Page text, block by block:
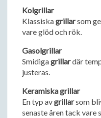
Kolgrillar
Klassiskagrillarsom
vare glöd och rök.
Gasolgrillar
Smidigagrillardär
justeras.
Keramiska grillar
En typ avgrillarsom
senaste åren tack vare